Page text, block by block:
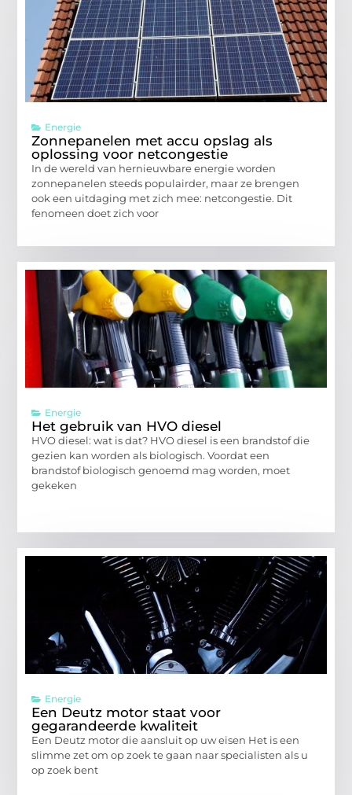
Energie
Zonnepanelen met accu opslag als
oplossing voor netcongestie
In de wereld van hernieuwbare energie worden
zonnepanelen steeds populairder, maar ze brengen
ook een uitdaging met zich mee: netcongestie. Dit
fenomeen doet zich voor
Energie
Het gebruik van HVO diesel
HVO diesel: wat is dat? HVO diesel is een brandstof die
gezien kan worden als biologisch. Voordat een
brandstof biologisch genoemd mag worden, moet
gekeken
Energie
Een Deutz motor staat voor
gegarandeerde kwaliteit
Een Deutz motor die aansluit op uw eisen Het is een
slimme zet om op zoek te gaan naar specialisten als u
op zoek bent